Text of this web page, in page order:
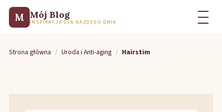
M Mój Blog
INSPIRACJE DLA KAŻDEGO DNIA
Strona główna / Uroda i Anti-aging / Hairstim